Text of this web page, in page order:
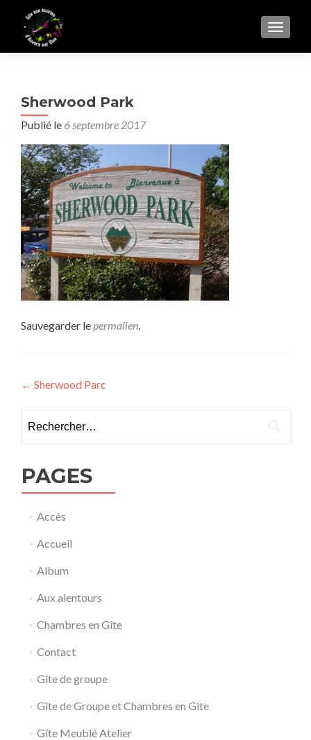
Sherwood Park
Publié le 6 septembre 2017
Sauvegarder lepermalien.
Navigation
de
l’article
← Sherwood Parc
PAGES
Accès
Accueil
Album
Aux alentours
Chambres en Gîte
Contact
Gîte de groupe
Gite de Groupe et Chambres en Gite
Gîte Meublé Atelier